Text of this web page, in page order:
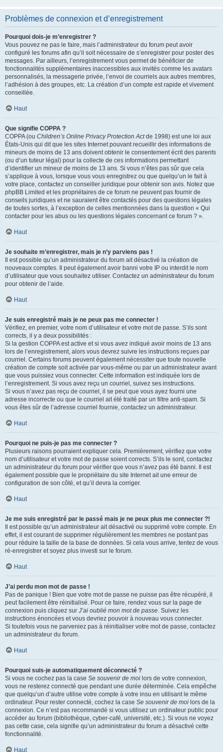
Problèmes de connexion et d’enregistrement
Pourquoi dois-je m’enregistrer ?
Vous pouvez ne pas le faire, mais l’administrateur du forum peut avoir
configuré les forums afin qu’il soit nécessaire de s’enregistrer pour poster des
messages. Par ailleurs, l’enregistrement vous permet de bénéficier de
fonctionnalités supplémentaires inaccessibles aux invités comme les avatars
personnalisés, la messagerie privée, l’envoi de courriels aux autres membres,
l’adhésion à des groupes, etc. La création d’un compte est rapide et vivement
conseillée.
Haut
Que signifie COPPA ?
COPPA (ou Children’s Online Privacy Protection Actde 1998) est une loi aux
États-Unis qui dit que les sites Internet pouvant recueillir des informations de
mineurs de moins de 13 ans doivent obtenir le consentement écrit des parents
(ou d’un tuteur légal) pour la collecte de ces informations permettant
d’identifier un mineur de moins de 13 ans. Si vous n’êtes pas sûr que cela
s’applique à vous, lorsque vous vous enregistrez ou que quelqu’un le fait à
votre place, contactez un conseiller juridique pour obtenir son avis. Notez que
phpBB Limited et les propriétaires de ce forum ne peuvent pas fournir de
conseils juridiques et ne sauraient être contactés pour des questions légales
de toutes sortes, à l’exception de celles mentionnées dans la question « Qui
contacter pour les abus ou les questions légales concernant ce forum ? ».
Haut
Je souhaite m’enregistrer, mais je n’y parviens pas !
Il est possible qu’un administrateur du forum ait désactivé la création de
nouveaux comptes. Il peut également avoir banni votre IP ou interdit le nom
d’utilisateur que vous souhaitez utiliser. Contactez un administrateur du forum
pour obtenir de l’aide.
Haut
Je suis enregistré mais je ne peux pas me connecter !
Vérifiez, en premier, votre nom d’utilisateur et votre mot de passe. S’ils sont
corrects, il y a deux possibilités :
Si la gestion COPPA est active et si vous avez indiqué avoir moins de 13 ans
lors de l’enregistrement, alors vous devrez suivre les instructions reçues par
courriel. Certains forums peuvent également nécessiter que toute nouvelle
création de compte soit activée par vous-même ou par un administrateur avant
que vous puissiez vous connecter. Cette information est indiquée lors de
l’enregistrement. Si vous avez reçu un courriel, suivez ses instructions.
Si vous n’avez pas reçu de courriel, il se peut que vous ayez fourni une
adresse incorrecte ou que le courriel ait été traité par un filtre anti-spam. Si
vous êtes sûr de l’adresse courriel fournie, contactez un administrateur.
Haut
Pourquoi ne puis-je pas me connecter ?
Plusieurs raisons pourraient expliquer cela. Premièrement, vérifiez que votre
nom d’utilisateur et votre mot de passe soient corrects. S’ils le sont, contactez
un administrateur du forum pour vérifier que vous n’avez pas été banni. Il est
également possible que le propriétaire du site Internet ait une erreur de
configuration de son côté, et qu’il devra la corriger.
Haut
Je me suis enregistré par le passé mais je ne peux plus me connecter ?!
Il est possible qu’un administrateur ait désactivé ou supprimé votre compte. En
effet, il est courant de supprimer régulièrement les membres ne postant pas
pour réduire la taille de la base de données. Si cela vous arrive, tentez de vous
ré-enregistrer et soyez plus investi sur le forum.
Haut
J’ai perdu mon mot de passe !
Pas de panique ! Bien que votre mot de passe ne puisse pas être récupéré, il
peut facilement être réinitialisé. Pour ce faire, rendez vous sur la page de
connexion puis cliquez sur J’ai oublié mon mot de passe. Suivez les
instructions énoncées et vous devriez pouvoir à nouveau vous connecter.
Si toutefois vous ne parveniez pas à réinitialiser votre mot de passe, contactez
un administrateur du forum.
Haut
Pourquoi suis-je automatiquement déconnecté ?
Si vous ne cochez pas la case Se souvenir de moi lors de votre connexion,
vous ne resterez connecté que pendant une durée déterminée. Cela empêche
que quelqu’un d’autre utilise votre compte à votre insu en utilisant le même
ordinateur. Pour rester connecté, cochez la case Se souvenir de moi lors de la
connexion. Ce n’est pas recommandé si vous utilisez un ordinateur public pour
accéder au forum (bibliothèque, cyber-café, université, etc.). Si vous ne voyez
pas cette case, cela signifie qu’un administrateur du forum a désactivé cette
fonctionnalité.
Haut